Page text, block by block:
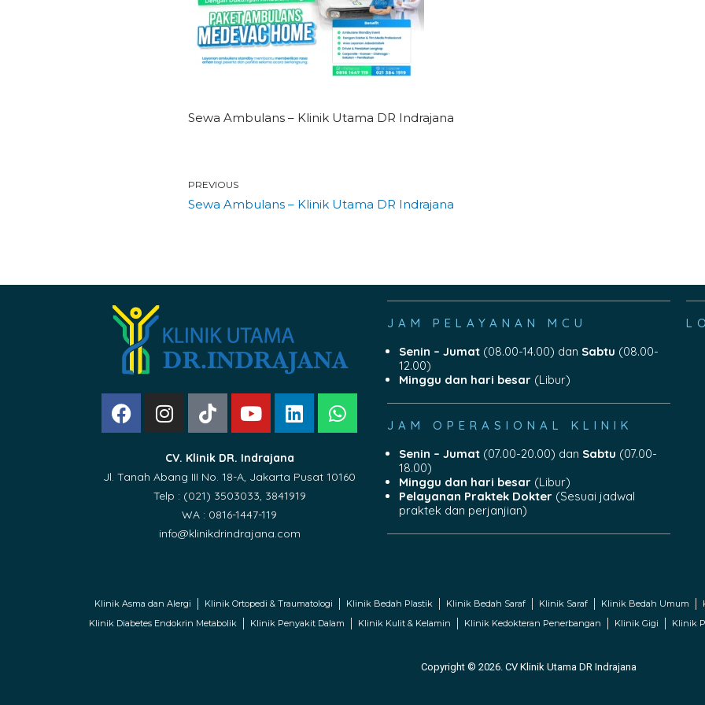
Sewa Ambulans – Klinik Utama DR Indrajana
PREVIOUS
Sewa Ambulans – Klinik Utama DR Indrajana
CV. Klinik DR. Indrajana
Jl. Tanah Abang III No. 18-A, Jakarta Pusat 10160
Telp : (021) 3503033, 3841919
WA : 0816-1447-119
info@klinikdrindrajana.com
JAM PELAYANAN MCU
Senin – Jumat(08.00-14.00) dan Sabtu (08.00-
12.00)
Minggu dan hari besar(Libur)
JAM OPERASIONAL KLINIK
Senin – Jumat(07.00-20.00) dan Sabtu (07.00-
18.00)
Minggu dan hari besar(Libur)
Pelayanan Praktek Dokter(Sesuai jadwal
praktek dan perjanjian)
Klinik Asma dan Alergi Klinik Ortopedi & Traumatologi Klinik Bedah Plastik Klinik Bedah Saraf Klinik Saraf Klinik Bedah Umum
Klinik Diabetes Endokrin Metabolik
Klinik Penyakit Dalam Klinik Kulit & Kelamin Klinik Kedokteran Penerbangan Klinik Gigi Klinik
Copyright © 2026. CV Klinik Utama DR Indrajana